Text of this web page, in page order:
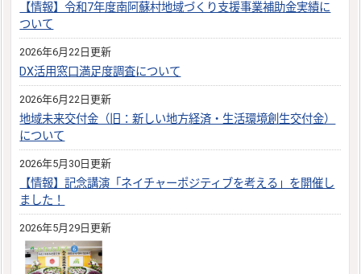
【情報】令和7年度南阿蘇村地域づくり支援事業補助金実績に
ついて
2026年6月22日更新
DX活用窓口満足度調査について
2026年6月22日更新
地域未来交付金（旧：新しい地方経済・生活環境創生交付金）
について
2026年5月30日更新
【情報】記念講演「ネイチャーポジティブを考える」を開催し
ました！
2026年5月29日更新